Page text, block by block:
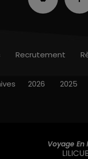
Voyage En
Recrutement
2026 2025